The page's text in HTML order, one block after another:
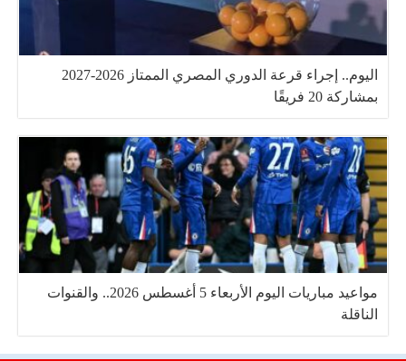
اليوم.. إجراء قرعة الدوري المصري الممتاز 2026-2027
بمشاركة 20 فريقًا
مواعيد مباريات اليوم الأربعاء 5 أغسطس 2026.. والقنوات
الناقلة